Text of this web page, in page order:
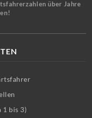
über Jahre
1 bis 3)